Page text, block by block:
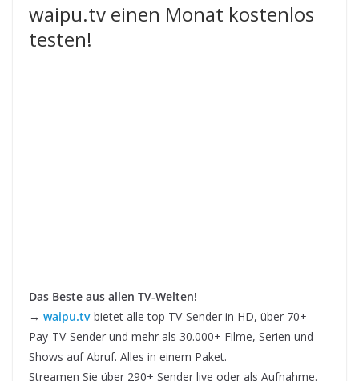
waipu.tv einen Monat kostenlos
testen!
Das Beste aus allen TV-Welten!
→ waipu.tv bietet alle top TV-Sender in HD, über 70+
Pay-TV-Sender und mehr als 30.000+ Filme, Serien und
Shows auf Abruf. Alles in einem Paket.
Streamen Sie über 290+ Sender live oder als Aufnahme.